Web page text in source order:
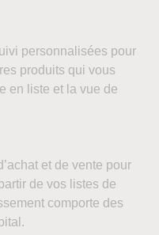
personnalisées pour
produits qui vous
en liste et la vue de
et de vente pour
de vos listes de
comporte des